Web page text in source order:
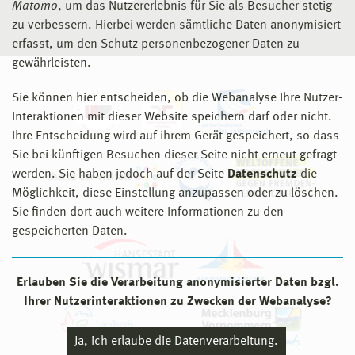
Matomo, um das Nutzererlebnis für Sie als Besucher stetig
zu verbessern. Hierbei werden sämtliche Daten anonymisiert
erfasst, um den Schutz personenbezogener Daten zu
gewährleisten.
Sie können hier entscheiden, ob die Webanalyse Ihre Nutzer-
Interaktionen mit dieser Website speichern darf oder nicht.
Ihre Entscheidung wird auf ihrem Gerät gespeichert, so dass
Sie bei künftigen Besuchen dieser Seite nicht erneut gefragt
werden. Sie haben jedoch auf der Seite Datenschutz die
Möglichkeit, diese Einstellung anzupassen oder zu löschen.
Sie finden dort auch weitere Informationen zu den
gespeicherten Daten.
Erlauben Sie die Verarbeitung anonymisierter Daten bzgl.
Ihrer Nutzerinteraktionen zu Zwecken der Webanalyse?
Ja, ich erlaube die Datenverarbeitung.